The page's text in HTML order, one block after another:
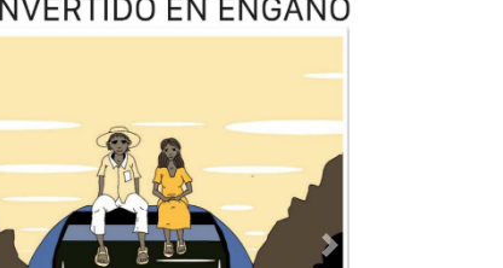
TODOS LOS SUPLEMENTOS